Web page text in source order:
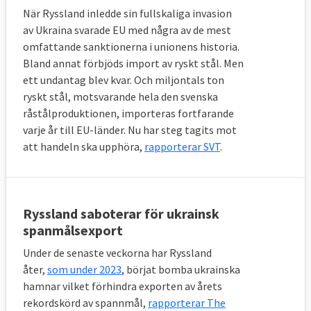
När Ryssland inledde sin fullskaliga invasion
av Ukraina svarade EU med några av de mest
omfattande sanktionerna i unionens historia.
Bland annat förbjöds import av ryskt stål. Men
ett undantag blev kvar. Och miljontals ton
ryskt stål, motsvarande hela den svenska
råstålproduktionen, importeras fortfarande
varje år till EU-länder. Nu har steg tagits mot
att handeln ska upphöra, rapporterar SVT.
Ryssland saboterar för ukrainsk
spanmålsexport
Under de senaste veckorna har Ryssland
åter, som under 2023, börjat bomba ukrainska
hamnar vilket förhindra exporten av årets
rekordskörd av spannmål, rapporterar The